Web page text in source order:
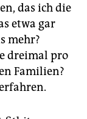
das ich die
etwa gar
mehr?
dreimal pro
Familien?